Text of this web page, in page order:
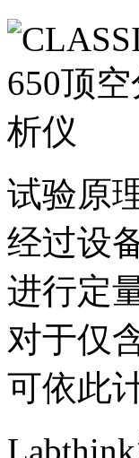
试验原
经过设
进行定
对于仅
可依此